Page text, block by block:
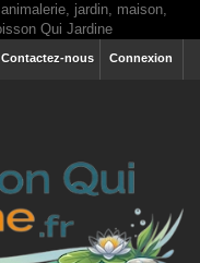
Connexion
Contactez-nous